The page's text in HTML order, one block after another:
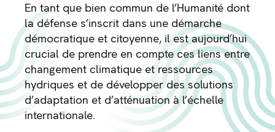
En tant que bien commun de l’Humanité dont
la défense s’inscrit dans une démarche
démocratique et citoyenne, il est aujourd’hui
crucial de prendre en compte ces liens entre
changement climatique et ressources
hydriques et de développer des solutions
d’adaptation et d’atténuation à l’échelle
internationale.